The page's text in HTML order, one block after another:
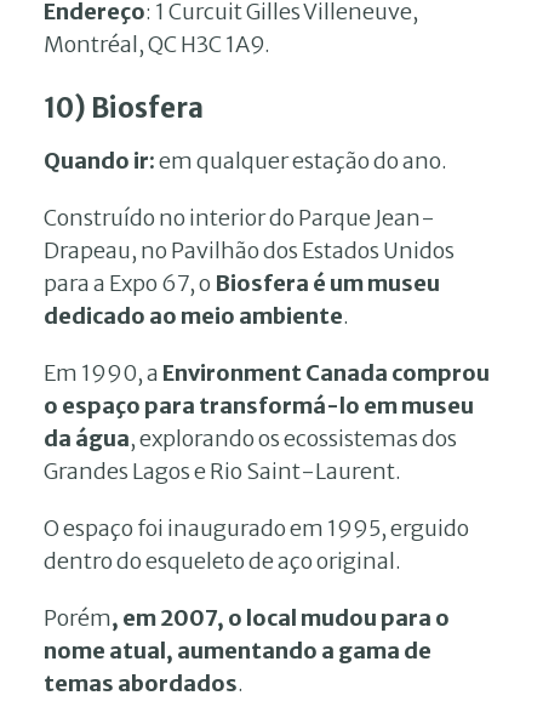
Endereço: 1 Curcuit Gilles Villeneuve,
Montréal, QC H3C 1A9.
10) Biosfera
Quando ir:em qualquer estação do ano.
Construído no interior do Parque Jean-
Drapeau, no Pavilhão dos Estados Unidos
para a Expo 67, o Biosfera é um museu
dedicado ao meio ambiente.
Em 1990, a Environment Canada comprou
o espaço para transformá-lo em museu
da água, explorando os ecossistemas dos
Grandes Lagos e Rio Saint-Laurent.
O espaço foi inaugurado em 1995, erguido
dentro do esqueleto de aço original.
Porém, em 2007, o local mudou para o
nome atual, aumentando a gama de
temas abordados.